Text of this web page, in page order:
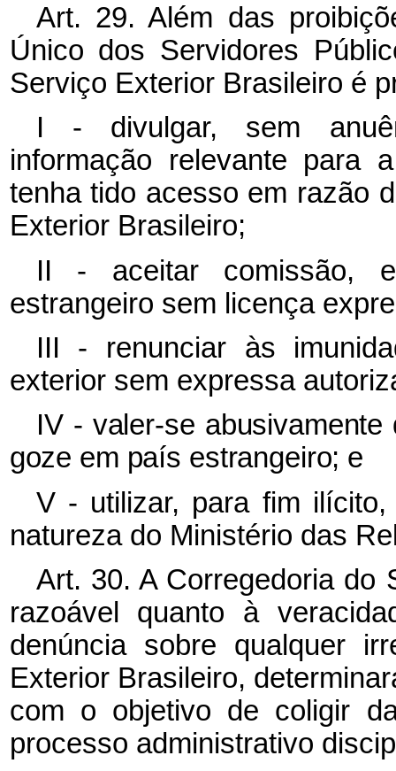
Art. 29. Além das
Único dos Servidores
Serviço Exterior Brasileiro é
I - divulgar, sem
informação relevante para
tenha tido acesso em razão
Exterior Brasileiro;
II - aceitar comissão,
estrangeiro sem licença
III - renunciar às
exterior sem expressa
IV - valer-se
goze em país estrangeiro; e
V - utilizar, para fim
natureza do Ministério das
Art. 30. A Corregedoria do
razoável quanto à
denúncia sobre qualquer
Exterior Brasileiro,
com o objetivo de coligir
processo administrativo